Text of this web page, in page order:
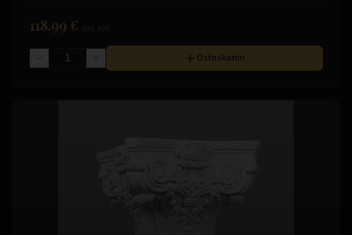
118.99 €
Ostoskoriin